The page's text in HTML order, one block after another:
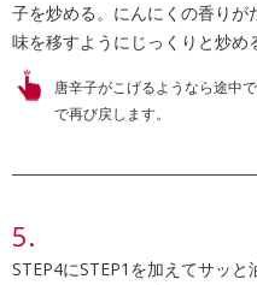
子を炒める。にんにくの香りが
味を移すようにじっくりと炒め
唐辛子がこげるようなら途中
で再び戻します。
STEP4にSTEP1を加えてサッ